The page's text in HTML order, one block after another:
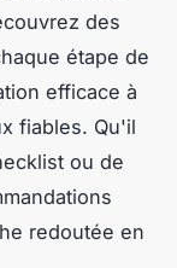
des
étape de
efficace à
fiables. Qu'il
ou de
redoutée en